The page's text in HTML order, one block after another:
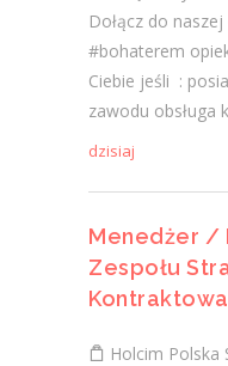
Dołącz do
#bohaterem
Ciebie jeśli ​ :
zawodu obsługa
dzisiaj
Menedżer /
Zespołu
Holcim Polska